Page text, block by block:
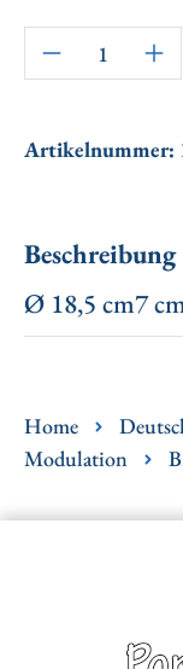
Artikel
Artikelnummer:
Beschreibung
Ø 18,5 cm7
Home
Modulation